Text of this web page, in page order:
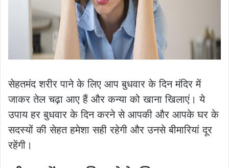
सेहतमंद शरीर पाने के लिए आप बुधवार के दिन मंदिर में
जाकर तेल चढ़ा आए हैं और कन्या को खाना खिलाएं। ये
उपाय हर बुधवार के दिन करने से आपकी और आपके घर के
सदस्यों की सेहत हमेशा सही रहेगी और उनसे बीमारियां दूर
रहेंगी।